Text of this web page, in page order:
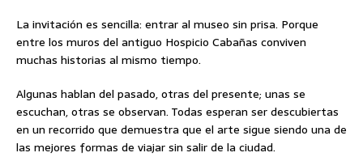
La invitación es sencilla: entrar al museo sin prisa. Porque
entre los muros del antiguo Hospicio Cabañas conviven
muchas historias al mismo tiempo.
Algunas hablan del pasado, otras del presente; unas se
escuchan, otras se observan. Todas esperan ser descubiertas
en un recorrido que demuestra que el arte sigue siendo una de
las mejores formas de viajar sin salir de la ciudad.